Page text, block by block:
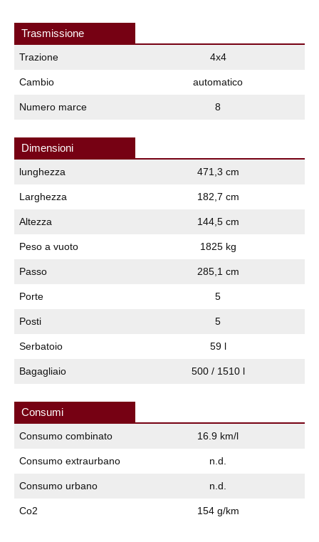
Trasmissione
Trazione 4x4
Cambio automatico
Numero marce 8
Dimensioni
lunghezza 471,3 cm
Larghezza 182,7 cm
Altezza 144,5 cm
Peso a vuoto 1825 kg
Passo 285,1 cm
Porte 5
Posti 5
Serbatoio 59 l
Bagagliaio 500 / 1510 l
Consumi
Consumo combinato 16.9 km/l
Consumo extraurbano n.d.
Consumo urbano n.d.
Co2 154 g/km